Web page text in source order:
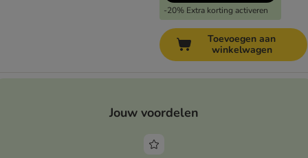
-20% Extra korting activeren
Toevoegen aan
winkelwagen
Jouw voordelen